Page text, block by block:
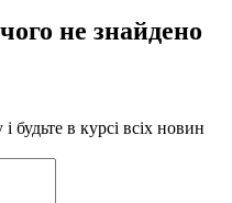
не знайдено
будьте в курсі всіх новин